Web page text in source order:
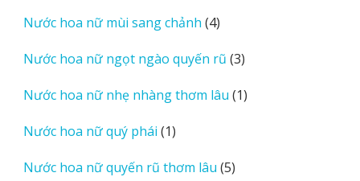
Nước hoa nữ mùi sang chảnh 44
phẩm
Nước hoa nữ ngọt ngào quyến rũ 33
phẩm
Nước hoa nữ nhẹ nhàng thơm lâu 11
Nước hoa nữ quý phái 11
phẩm
Nước hoa nữ quyến rũ thơm lâu 55